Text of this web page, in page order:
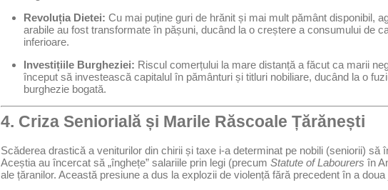
Revoluția Dietei: Cu mai puține guri de hrănit și mai mult pământ disponibil,
arabile au fost transformate în pășuni, ducând la o creștere a consumului de
inferioare.
Investițiile Burgheziei: Riscul comerțului la mare distanță a făcut ca marii
început să investească capitalul în pământuri și titluri nobiliare, ducând la o
burghezie bogată.
4. Criza Seniorială și Marile Răscoale Țărănești
Scăderea drastică a veniturilor din chirii și taxe i-a determinat pe nobili (seniorii) să
Aceștia au încercat să „înghețe” salariile prin legi (precum Statute of Labourers în
ale țăranilor. Această presiune a dus la explozii de violență fără precedent în a